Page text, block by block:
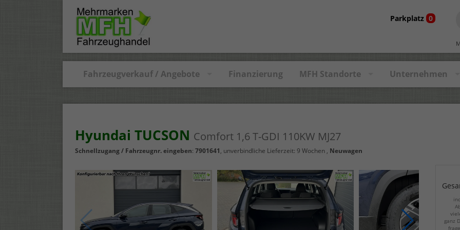
Parkplatz 0
Fahrzeugverkauf / Angebote Finanzierung MFH Standorte Unternehmen
Hyundai TUCSON Comfort 1,6 T-GDI 110KW MJ27
Schnellzugang / Fahrzeugnr. eingeben: 7901641, unverbindliche Lieferzeit: 9 Wochen , Neuwagen
ganz